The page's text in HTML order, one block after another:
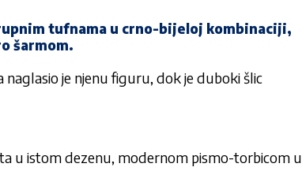
tufnama u crno-bijeloj kombinaciji,
šarmom.
je njenu figuru, dok je duboki šlic
u istom dezenu, modernom pismo-torbicom u